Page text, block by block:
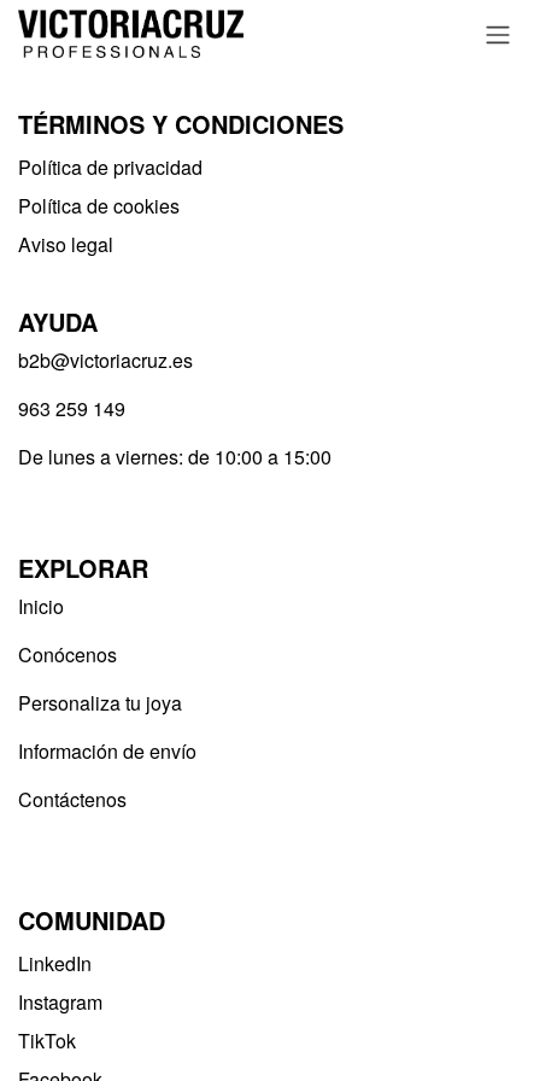
Ir al contenido
TÉRMINOS Y CONDICIONES
Política de privacidad​
Política de cookies
Aviso legal
AYUDA
b2b@victoriacruz.es
963 259 149
De lunes a viernes: de 10:00 a 15:00
EXPLORAR
Inicio
Conócenos
Personaliza tu joya
Información de envío
Contáctenos
COMUNIDAD
LinkedIn
Instagram
TikTok